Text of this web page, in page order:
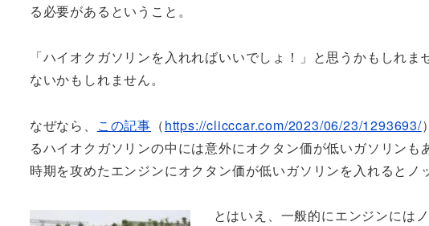
る必要があるということ。
「ハイオクガソリンを入れればいいでしょ！」と思うかもしれ
ないかもしれません。
なぜなら、 この記事 （https://clicccar.com/2023/06/23/1293693/
るハイオクガソリンの中には意外にオクタン価が低いガソリンも
時期を攻めたエンジンにオクタン価が低いガソリンを入れるとノ
とはいえ、一般的にエンジンには